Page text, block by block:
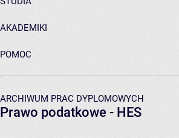
AKADEMIKI
POMOC
ARCHIWUM PRAC DYPLOMOWYCH
Prawo podatkowe - HES